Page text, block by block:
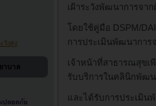
วังสูง
าบาล
เฝ้าระวังพัฒนาการจา
โดยใช้คู่มือ DSPM/
การประเมินพัฒนาการ
เจ้าหน้าที่สาธารณสุขเ
รับบริการในคลินิกพัฒน
และได้รับการประเมิ